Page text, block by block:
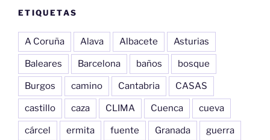
ETIQUETAS
A Coruña Alava Albacete Asturias
Baleares Barcelona baños bosque
Burgos camino Cantabria CASAS
castillo caza CLIMA Cuenca cueva
cárcel ermita fuente Granada guerra